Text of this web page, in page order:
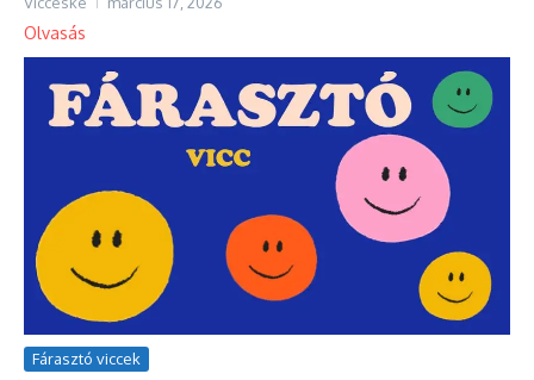
Olvasás
Fárasztó viccek